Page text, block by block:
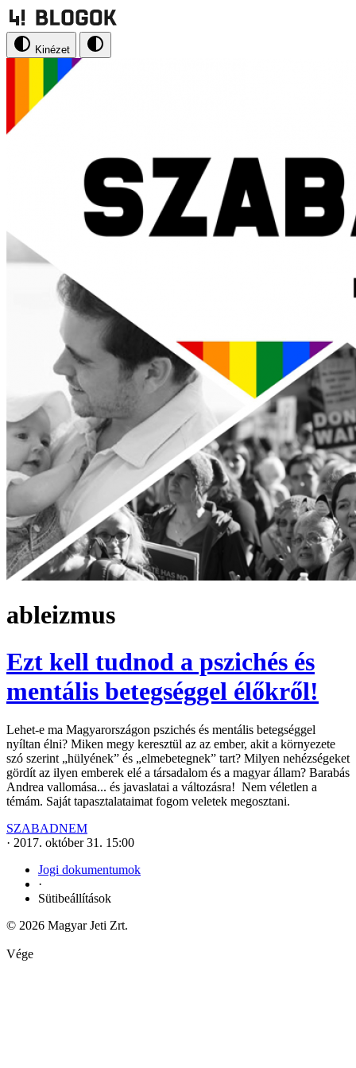
Kinézet
ableizmus
Ezt kell tudnod a pszichés és
mentális betegséggel élőkről!
Lehet-e ma Magyarországon pszichés és mentális betegséggel
nyíltan élni? Miken megy keresztül az az ember, akit a környezete
szó szerint „hülyének” és „elmebetegnek” tart? Milyen nehézségeket
gördít az ilyen emberek elé a társadalom és a magyar állam? Barabás
Andrea vallomása... és javaslatai a változásra! Nem véletlen a
témám. Saját tapasztalataimat fogom veletek megosztani.
SZABADNEM
· 2017. október 31. 15:00
Jogi dokumentumok
·
Sütibeállítások
© 2026 Magyar Jeti Zrt.
Vége